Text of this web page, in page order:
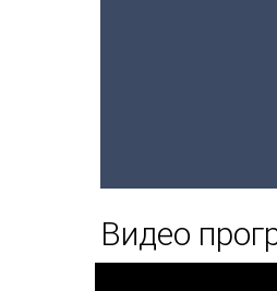
Видео